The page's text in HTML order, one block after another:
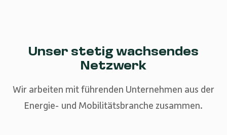
Unser stetig wachsendes
Netzwerk
Wir arbeiten mit führenden Unternehmen aus der
Energie- und Mobilitätsbranche zusammen.